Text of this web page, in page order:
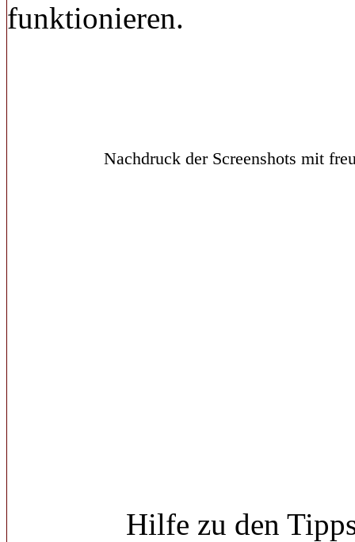
funktionieren.
Nachdruck der Screenshots mit
Hilfe zu den